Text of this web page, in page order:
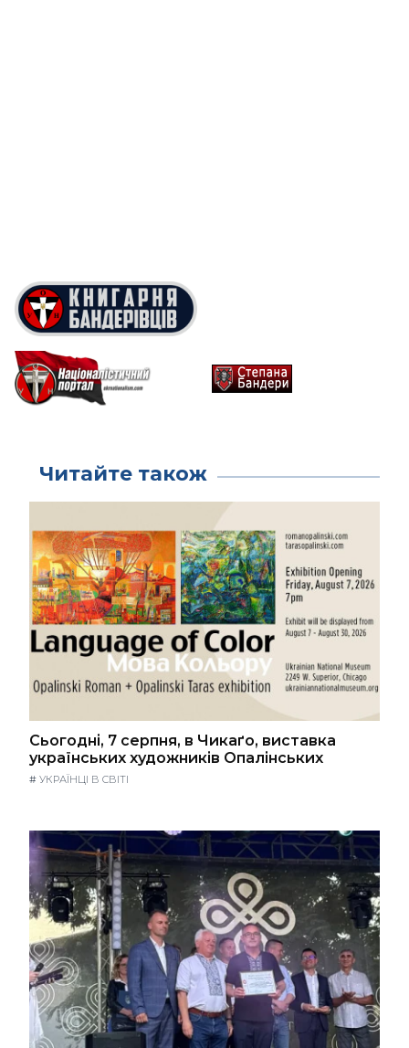
Читайте також
Сьогодні, 7 серпня, в Чикаґо, виставка
українських художників Опалінських
# УКРАЇНЦІ В СВІТІ